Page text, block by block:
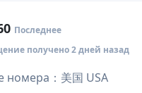
Последнее
получено 2 дней назад
номера：美国 USA